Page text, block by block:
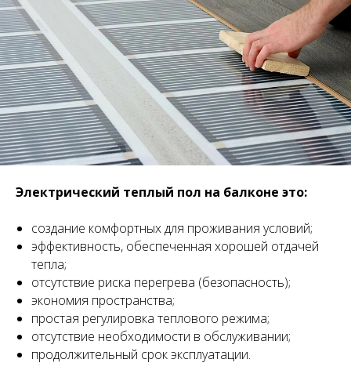
Электрический теплый пол на балконе это:
создание комфортных для проживания условий;
эффективность, обеспеченная хорошей отдачей
тепла;
отсутствие риска перегрева (безопасность);
экономия пространства;
простая регулировка теплового режима;
отсутствие необходимости в обслуживании;
продолжительный срок эксплуатации.